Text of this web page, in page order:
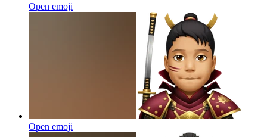
Open emoji
Open emoji